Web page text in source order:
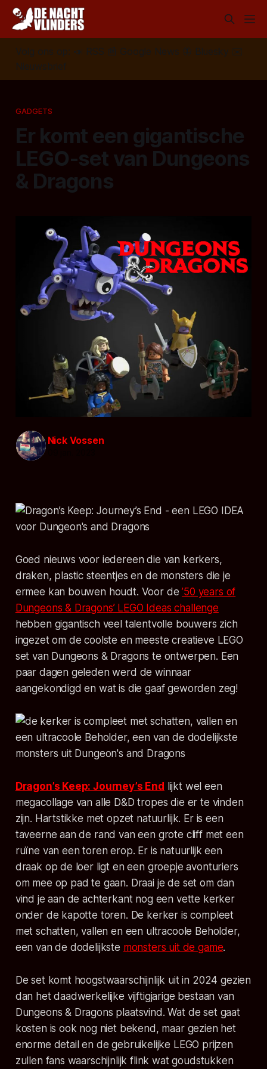
Volg ons op: 📣 RSS 📰 Google News 🦋 Bluesky
✉️
Nieuwsbrief
GADGETS
Er komt een gigantische
LEGO-set van Dungeons
& Dragons
Nick Vossen
Goed nieuws voor iedereen die van kerkers,
draken, plastic steentjes en de monsters die je
ermee kan bouwen houdt. Voor de’50 years of
Dungeons & Dragons’ LEGO Ideas challenge
hebben gigantisch veel talentvolle bouwers zich
ingezet om de coolste en meeste creatieve LEGO
set van Dungeons & Dragons te ontwerpen. Een
paar dagen geleden werd de winnaar
aangekondigd en wat is die gaaf geworden zeg!
Dragon’s Keep: Journey’s End lijkt wel een
megacollage van alle D&D tropes die er te vinden
zijn. Hartstikke met opzet natuurlijk. Er is een
taveerne aan de rand van een grote cliff met een
ruïne van een toren erop. Er is natuurlijk een
draak op de loer ligt en een groepje avonturiers
om mee op pad te gaan. Draai je de set om dan
vind je aan de achterkant nog een vette kerker
onder de kapotte toren. De kerker is compleet
met schatten, vallen en een ultracoole Beholder,
een van de dodelijkste monsters uit de game.
De set komt hoogstwaarschijnlijk uit in 2024 gezien
dan het daadwerkelijke vijftigjarige bestaan van
Dungeons & Dragons plaatsvind. Wat de set gaat
kosten is ook nog niet bekend, maar gezien het
enorme detail en de gebruikelijke LEGO prijzen
zullen fans waarschijnlijk flink wat goudstukken